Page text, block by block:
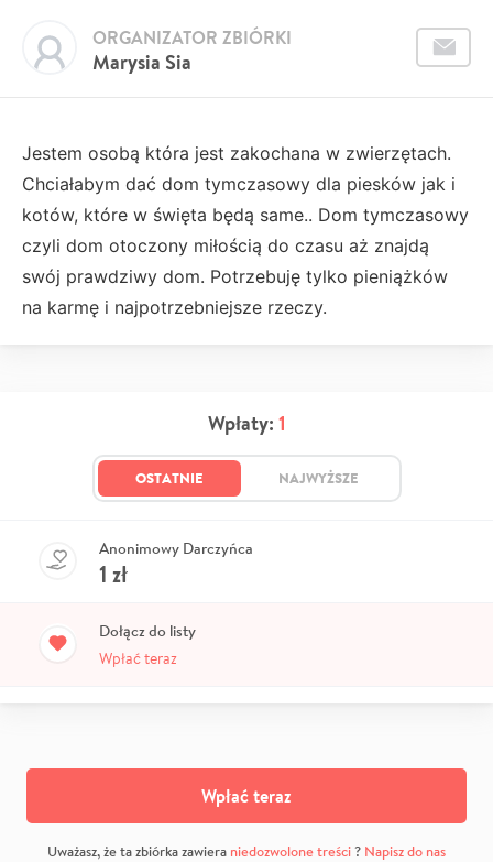
Marysia Sia
ORGANIZATOR ZBIÓRKI
Jestem osobą która jest zakochana w zwierzętach.
Chciałabym dać dom tymczasowy dla piesków jak i
kotów, które w święta będą same.. Dom tymczasowy
czyli dom otoczony miłością do czasu aż znajdą
swój prawdziwy dom. Potrzebuję tylko pieniążków
na karmę i najpotrzebniejsze rzeczy.
Wpłaty: 1
OSTATNIE NAJWYŻSZE
Anonimowy Darczyńca
1 zł
Dołącz do listy
Wpłać teraz
Wpłać teraz
Uważasz, że ta zbiórka zawiera niedozwolone treści? Napisz do nas